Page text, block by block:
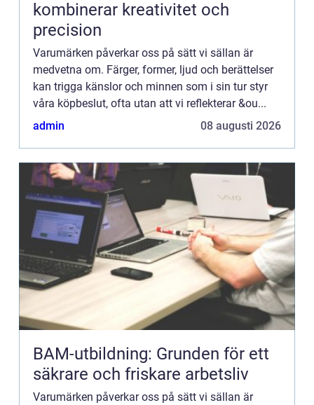
kombinerar kreativitet och
precision
Varumärken påverkar oss på sätt vi sällan är
medvetna om. Färger, former, ljud och berättelser
kan trigga känslor och minnen som i sin tur styr
våra köpbeslut, ofta utan att vi reflekterar &ou...
admin
08 augusti 2026
BAM-utbildning: Grunden för ett
säkrare och friskare arbetsliv
Varumärken påverkar oss på sätt vi sällan är